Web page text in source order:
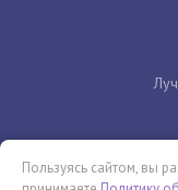
Пользуясь сайтом, вы